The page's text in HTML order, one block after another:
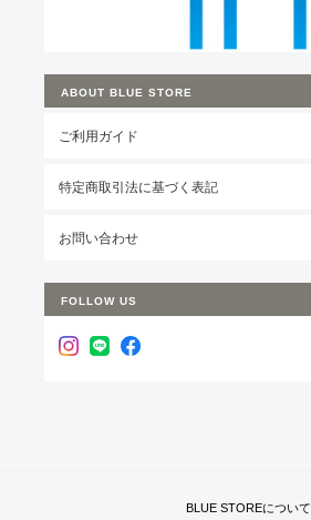
ABOUT BLUE STORE
ご利用ガイド
特定商取引法に基づく表記
お問い合わせ
FOLLOW US
BLUE STOREについて